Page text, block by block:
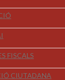
FISCALS
CIUTADANA